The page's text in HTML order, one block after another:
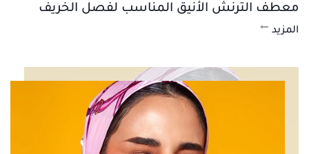
معطف الترنش الأنيق المناسب لفصل الخريف
المزيد